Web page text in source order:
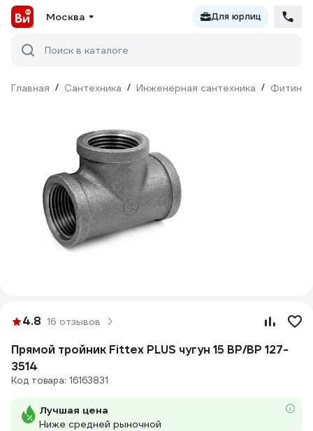
Москва Для юрлиц
Поиск в каталоге
Главная / Сантехника / Инженерная сантехника / Фитинги
4.8 16 отзывов
Прямой тройник Fittex PLUS чугун 15 ВР/ВР 127-
3514
Код товара: 16163831
Лучшая цена
Ниже средней рыночной